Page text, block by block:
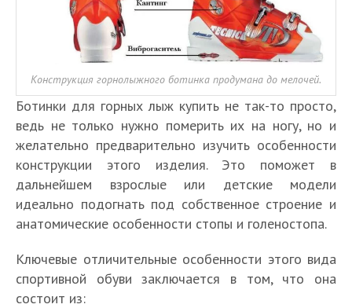
Конструкция горнолыжного ботинка продумана до мелочей.
Ботинки для горных лыж купить не так-то просто,
ведь не только нужно померить их на ногу, но и
желательно предварительно изучить особенности
конструкции этого изделия. Это поможет в
дальнейшем взрослые или детские модели
идеально подогнать под собственное строение и
анатомические особенности стопы и голеностопа.
Ключевые отличительные особенности этого вида
спортивной обуви заключается в том, что она
состоит из: